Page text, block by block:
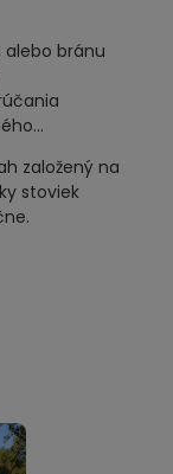
bránu
založený na
stoviek